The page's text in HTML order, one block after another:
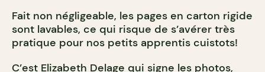
Fait non négligeable, les pages en carton rigide
sont lavables, ce qui risque de s’avérer très
pratique pour nos petits apprentis cuistots!
C’est Elizabeth Delage qui signe les photos,